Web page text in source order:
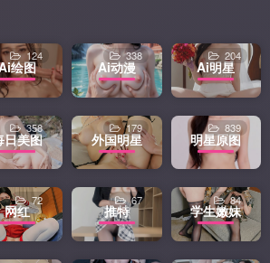
绘图
124
Ai动漫
338
Ai明星
204
日美图
358
外国明星
179
明星原图
839
网红
72
推特
67
学生嫩妹
84